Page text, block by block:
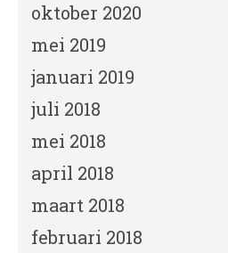
oktober 2020
mei 2019
januari 2019
juli 2018
mei 2018
april 2018
maart 2018
februari 2018